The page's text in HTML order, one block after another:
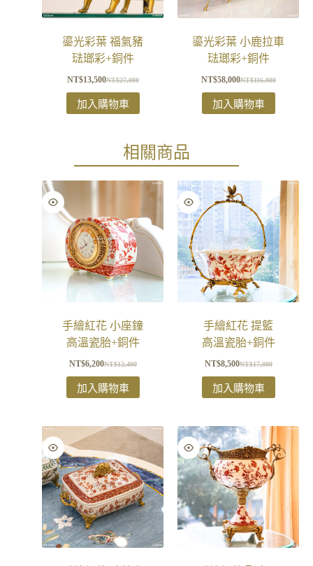
鎏光彩葉 福氣豬
琺瑯彩+銅件
NT$27,000
NT$13,500
加入購物車
鎏光彩葉 小鹿拉車
琺瑯彩+銅件
NT$116,000
NT$58,000
加入購物車
相關商品
手繪紅花 小座鐘
高溫瓷胎+銅件
NT$12,400
NT$6,200
加入購物車
手繪紅花 提籃
高溫瓷胎+銅件
NT$17,000
NT$8,500
加入購物車